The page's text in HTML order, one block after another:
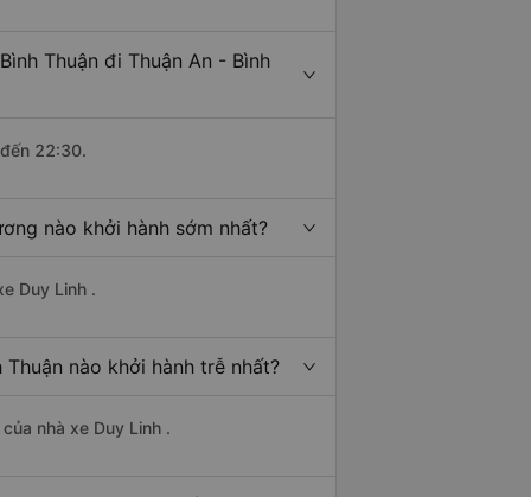
Thuận đi Thuận An - Bình
22:30.
nào khởi hành sớm nhất?
Duy Linh .
nào khởi hành trễ nhất?
nhà xe Duy Linh .